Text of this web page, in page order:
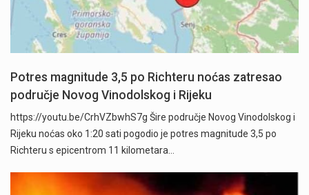
Potres magnitude 3,5 po Richteru noćas zatresao
područje Novog Vinodolskog i Rijeku
https://youtu.be/CrhVZbwhS7g Šire područje Novog Vinodolskog i
Rijeku noćas oko 1:20 sati pogodio je potres magnitude 3,5 po
Richteru s epicentrom 11 kilometara…